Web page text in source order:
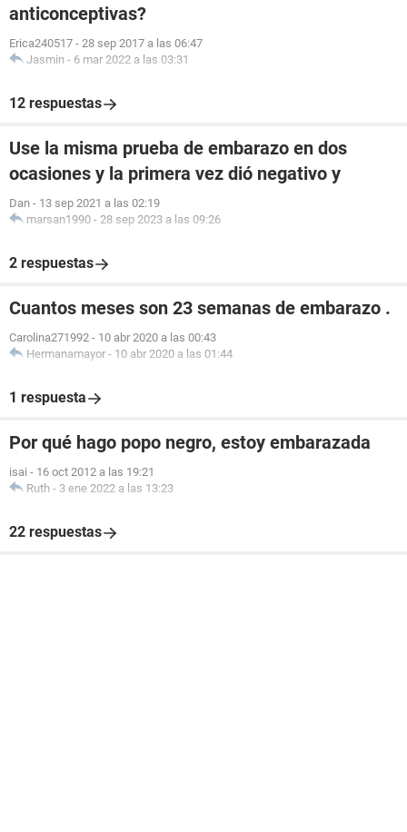
anticonceptivas?
Erica240517 - 28 sep 2017 a las 06:47
Jasmin - 6 mar 2022 a las 03:31
12 respuestas
Use la misma prueba de embarazo en dos
ocasiones y la primera vez dió negativo y
Dan - 13 sep 2021 a las 02:19
marsan1990 - 28 sep 2023 a las 09:26
2 respuestas
Cuantos meses son 23 semanas de embarazo .
Carolina271992 - 10 abr 2020 a las 00:43
Hermanamayor - 10 abr 2020 a las 01:44
1 respuesta
Por qué hago popo negro, estoy embarazada
isai - 16 oct 2012 a las 19:21
Ruth - 3 ene 2022 a las 13:23
22 respuestas